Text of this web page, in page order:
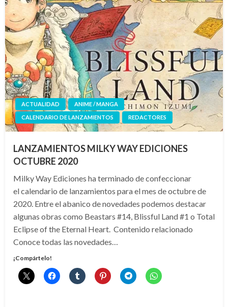
ACTUALIDAD
ANIME / MANGA
CALENDARIO DE LANZAMIENTOS
REDACTORES
LANZAMIENTOS MILKY WAY EDICIONES
OCTUBRE 2020
Milky Way Ediciones ha terminado de confeccionar
el calendario de lanzamientos para el mes de octubre de
2020. Entre el abanico de novedades podemos destacar
algunas obras como Beastars #14, Blissful Land #1 o Total
Eclipse of the Eternal Heart. Contenido relacionado
Conoce todas las novedades…
¡Compártelo!